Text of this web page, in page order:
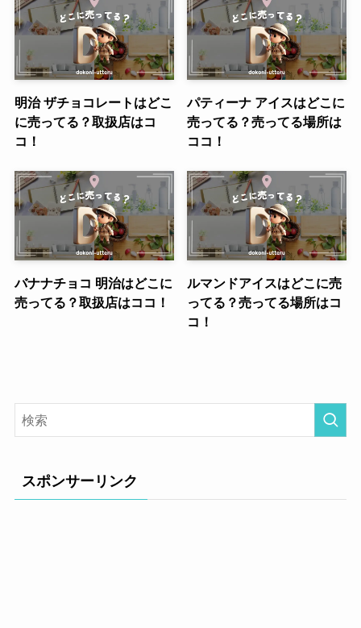
明治 ザチョコレートはどこ
に売ってる？取扱店はコ
コ！
パティーナ アイスはどこに
売ってる？売ってる場所は
ココ！
バナナチョコ 明治はどこに
売ってる？取扱店はココ！
ルマンドアイスはどこに売
ってる？売ってる場所はコ
コ！
スポンサーリンク